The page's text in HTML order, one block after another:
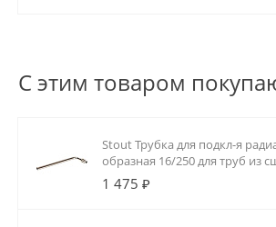
С этим товаром
Stout Трубка для подкл-я
образная 16/250 для труб из
полиэтилена аксиальный
1 475 ₽